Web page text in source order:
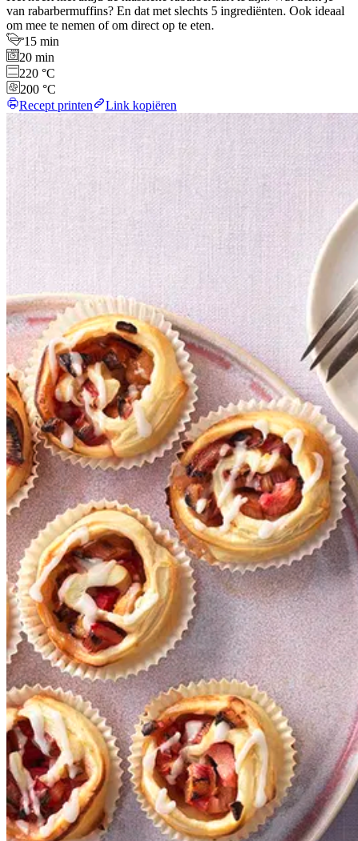
van rabarbermuffins? En dat met slechts 5 ingrediënten. Ook ideaal
om mee te nemen of om direct op te eten.
15 min
20 min
220 °C
200 °C
Recept printen
Link kopiëren